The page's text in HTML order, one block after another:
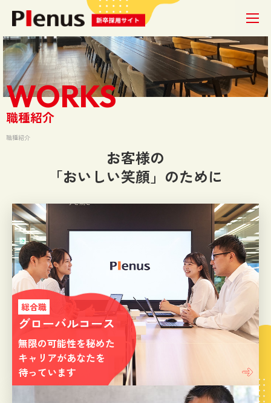
職種紹介
WORKS
職種紹介
お客様の
「おいしい笑顔」のために
総合職
グローバルコース
無限の可能性を秘めた
キャリアがあなたを
待っています